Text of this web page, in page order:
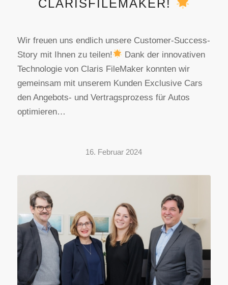
CLARISFILEMAKER!
Wir freuen uns endlich unsere Customer-Success-
Story mit Ihnen zu teilen!
Dank der innovativen
Technologie von Claris FileMaker konnten wir
gemeinsam mit unserem Kunden Exclusive Cars
den Angebots- und Vertragsprozess für Autos
optimieren…
16. Februar 2024